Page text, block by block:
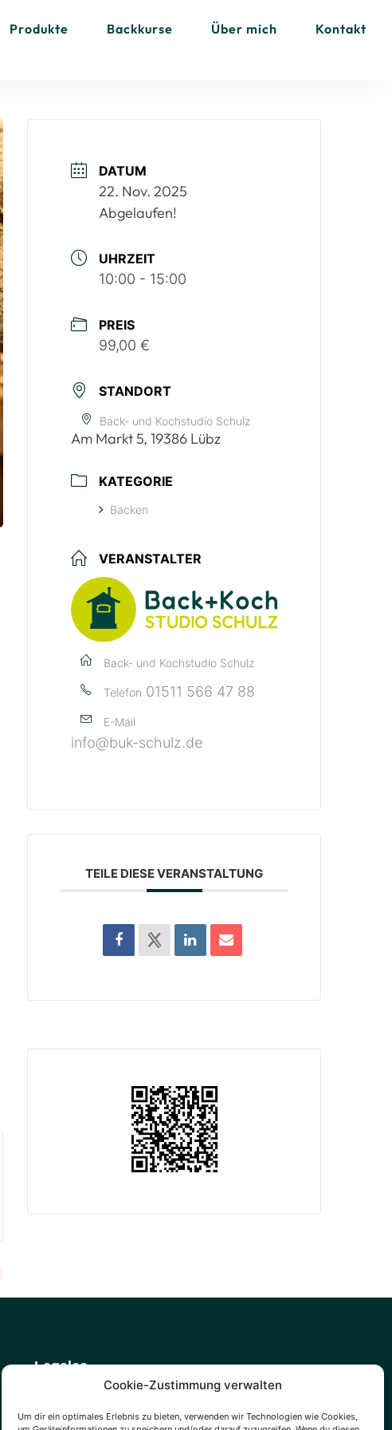
Cookie-Zustimmung verwalten
Um dir ein optimales Erlebnis zu bieten, verwenden wir Technologien wie Cookies,
Produkte Backkurse Über mich Kontakt
DATUM
22. Nov. 2025
Abgelaufen!
UHRZEIT
10:00 - 15:00
PREIS
99,00 €
STANDORT
Back- und Kochstudio Schulz
Am Markt 5, 19386 Lübz
KATEGORIE
Backen
VERANSTALTER
Back- und Kochstudio Schulz
Telefon 01511 566 47 88
E-Mail
info@buk-schulz.de
TEILE DIESE VERANSTALTUNG
Legales
Datenschutz